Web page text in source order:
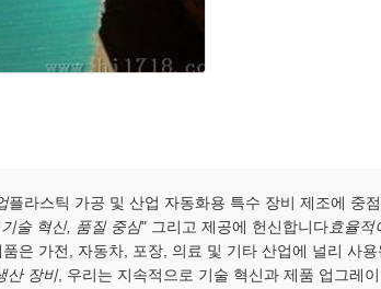
플라스틱 가공 및 산업 자동화용 특수 장비 제조에 중
술 혁신, 품질 중심" 그리고 제공에 헌신합니다효율적
은 가전, 자동차, 포장, 의료 및 기타 산업에 널리 사용
산 장비, 우리는 지속적으로 기술 혁신과 제품 업그레